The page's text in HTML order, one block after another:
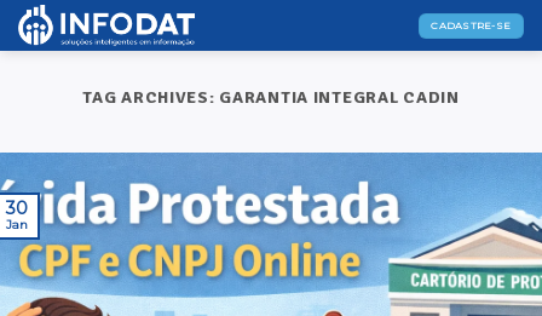
Skip
CADASTRE-SE
TAG ARCHIVES: GARANTIA INTEGRAL CADIN
30
Jan